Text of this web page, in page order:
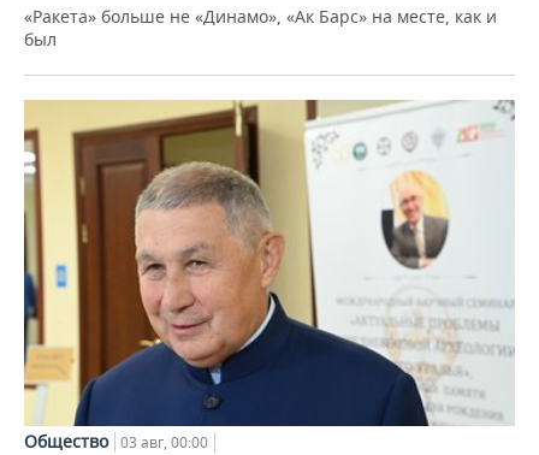
«Ракета» больше не «Динамо», «Ак Барс» на месте, как и
был
Общество 03 авг, 00:00